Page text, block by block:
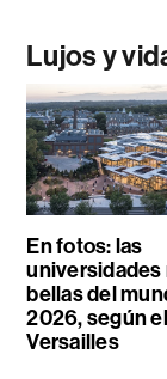
Lujos y
En fotos: las
universidades
bellas del
2026, según
Versailles